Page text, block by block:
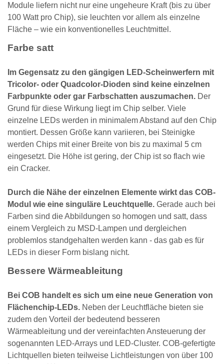
Module liefern nicht nur eine ungeheure Kraft (bis zu über
100 Watt pro Chip), sie leuchten vor allem als einzelne
Fläche – wie ein konventionelles Leuchtmittel.
Farbe satt
Im Gegensatz zu den gängigen LED-Scheinwerfern mit
Tricolor- oder Quadcolor-Dioden sind keine einzelnen
Farbpunkte oder gar Farbschatten auszumachen. Der
Grund für diese Wirkung liegt im Chip selber. Viele
einzelne LEDs werden in minimalem Abstand auf den Chip
montiert. Dessen Größe kann variieren, bei Steinigke
werden Chips mit einer Breite von bis zu maximal 5 cm
eingesetzt. Die Höhe ist gering, der Chip ist so flach wie
ein Cracker.
Durch die Nähe der einzelnen Elemente wirkt das COB-
Modul wie eine singuläre Leuchtquelle. Gerade auch bei
Farben sind die Abbildungen so homogen und satt, dass
einem Vergleich zu MSD-Lampen und dergleichen
problemlos standgehalten werden kann - das gab es für
LEDs in dieser Form bislang nicht.
Bessere Wärmeableitung
Bei COB handelt es sich um eine neue Generation von
Flächenchip-LEDs. Neben der Leuchtfläche bieten sie
zudem den Vorteil der bedeutend besseren
Wärmeableitung und der vereinfachten Ansteuerung der
sogenannten LED-Arrays und LED-Cluster. COB-gefertigte
Lichtquellen bieten teilweise Lichtleistungen von über 100